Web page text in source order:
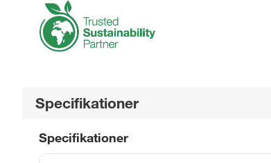
Specifikationer
Specifikationer